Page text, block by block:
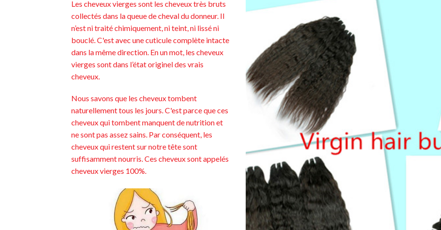
Les cheveux vierges sont les cheveux très bruts
collectés dans la queue de cheval du donneur. Il
n’est ni traité chimiquement, ni teint, ni lissé ni
bouclé. C'est avec une cuticule complète intacte
dans la même direction. En un mot, les cheveux
vierges sont dans l’état originel des vrais
cheveux.
Nous savons que les cheveux tombent
naturellement tous les jours. C'est parce que ces
cheveux qui tombent manquent de nutrition et
ne sont pas assez sains. Par conséquent, les
cheveux qui restent sur notre tête sont
suffisamment nourris. Ces cheveux sont appelés
cheveux vierges 100%.